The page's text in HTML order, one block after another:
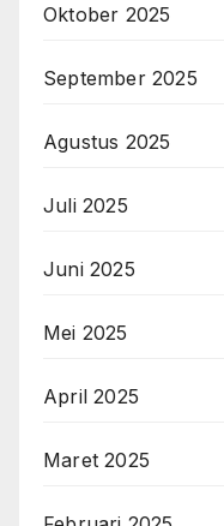
Oktober 2025
September 2025
Agustus 2025
Juli 2025
Juni 2025
Mei 2025
April 2025
Maret 2025